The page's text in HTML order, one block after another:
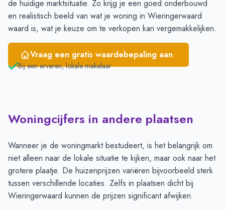
de huidige marktsituatie. Zo krijg je een goed onderbouwd
en realistisch beeld van wat je woning in Wieringerwaard
waard is, wat je keuze om te verkopen kan vergemakkelijken.
Vraag een gratis waardebepaling aan
Bij een ervaren, lokale makelaar
Woningcijfers in andere plaatsen
Wanneer je de woningmarkt bestudeert, is het belangrijk om
niet alleen naar de lokale situatie te kijken, maar ook naar het
grotere plaatje. De huizenprijzen variëren bijvoorbeeld sterk
tussen verschillende locaties. Zelfs in plaatsen dicht bij
Wieringerwaard kunnen de prijzen significant afwijken.